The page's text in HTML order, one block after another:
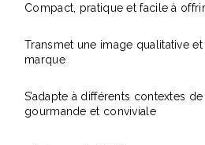
Compact, pratique et facile à offrir
Transmet une image qualitative
marque
S’adapte à différents contextes
gourmande et conviviale